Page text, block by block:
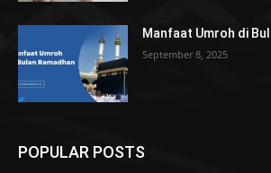
Manfaat Umroh di
September 8, 2025
POPULAR POSTS